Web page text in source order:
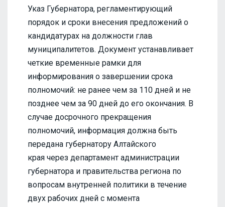
Указ Губернатора, регламентирующий
порядок и сроки внесения предложений о
кандидатурах на должности глав
муниципалитетов. Документ устанавливает
четкие временные рамки для
информирования о завершении срока
полномочий: не ранее чем за 110 дней и не
позднее чем за 90 дней до его окончания. В
случае досрочного прекращения
полномочий, информация должна быть
передана губернатору Алтайского
края через департамент администрации
губернатора и правительства региона по
вопросам внутренней политики в течение
двух рабочих дней с момента